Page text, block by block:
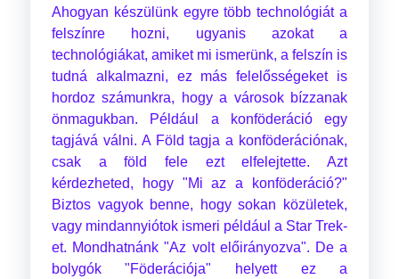
Ahogyan készülünk egyre több technológiát a
felszínre hozni, ugyanis azokat a
technológiákat, amiket mi ismerünk, a felszín is
tudná alkalmazni, ez más felelősségeket is
hordoz számunkra, hogy a városok bízzanak
önmagukban. Például a konföderáció egy
tagjává válni. A Föld tagja a konföderációnak,
csak a föld fele ezt elfelejtette. Azt
kérdezheted, hogy "Mi az a konföderáció?"
Biztos vagyok benne, hogy sokan közületek,
vagy mindannyiótok ismeri például a Star Trek-
et. Mondhatnánk "Az volt előirányozva". De a
bolygók "Föderációja" helyett ez a